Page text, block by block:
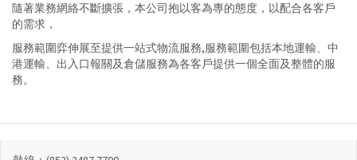
隨著業務網絡不斷擴張，本公司抱以客為專的態度，以配合各客戶
的需求，
服務範圍弈伸展至提供一站式物流服務,服務範圍包括本地運輸、中
港運輸、出入口報關及倉儲服務為各客戶提供一個全面及整體的服
務。